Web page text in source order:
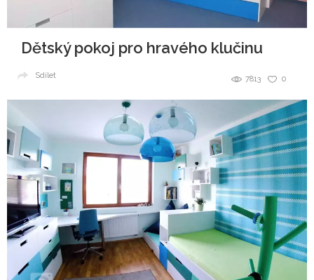
Dětský pokoj pro hravého klučinu
0
7813
Sdílet